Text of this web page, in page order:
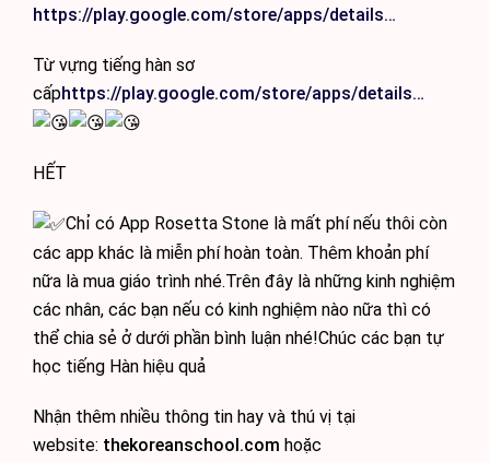
https://play.google.com/store/apps/details…
Từ vựng tiếng hàn sơ
cấphttps://play.google.com/store/apps/details…
HẾT
Chỉ có App Rosetta Stone là mất phí nếu thôi còn
các app khác là miễn phí hoàn toàn. Thêm khoản phí
nữa là mua giáo trình nhé.Trên đây là những kinh nghiệm
các nhân, các bạn nếu có kinh nghiệm nào nữa thì có
thể chia sẻ ở dưới phần bình luận nhé!Chúc các bạn tự
học tiếng Hàn hiệu quả
Nhận thêm nhiều thông tin hay và thú vị tại
website: thekoreanschool.com hoặc